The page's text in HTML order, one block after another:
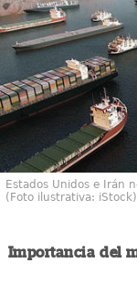
Estados Unidos e Irán
(Foto ilustrativa: iStock)
Importancia del